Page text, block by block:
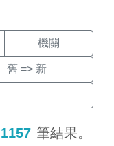
機關
舊 => 新
1157 筆結果。